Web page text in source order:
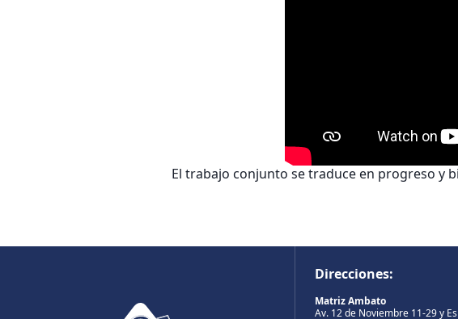
El trabajo conjunto se traduce en progreso y
Direcciones:
Matriz Ambato
Av. 12 de Noviembre 11-29 y